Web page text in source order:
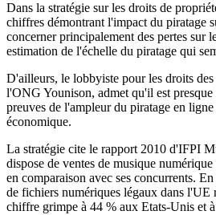
Dans la stratégie sur les droits de
chiffres démontrant l'impact du piratage
concerner principalement des pertes sur
estimation de l'échelle du piratage qui
D'ailleurs, le lobbyiste pour les droits
l'ONG Younison, admet qu'il est
preuves de l'ampleur du piratage en
économique.
La stratégie cite le rapport 2010 d'IFPI
dispose de ventes de musique
en comparaison avec ses concurrents.
de fichiers numériques légaux dans l'UE
chiffre grimpe à 44 % aux Etats-Unis et